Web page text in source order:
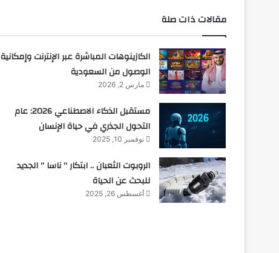
مقالات ذات صلة
الكازينوهات المباشرة عبر الإنترنت وإمكانية
الوصول من السعودية
مارس 2, 2026
مستقبل الذكاء الاصطناعي 2026: عام
التحول الجذري في حياة الإنسان
نوفمبر 10, 2025
الروبوت الثعبان .. ابتكار ” ناسا ” الجديد
للبحث عن الحياة
أغسطس 26, 2025